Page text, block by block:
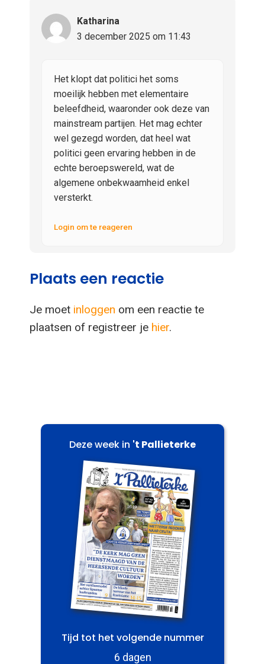
Katharina
3 december 2025 om 11:43
Het klopt dat politici het soms
moeilijk hebben met elementaire
beleefdheid, waaronder ook deze van
mainstream partijen. Het mag echter
wel gezegd worden, dat heel wat
politici geen ervaring hebben in de
echte beroepswereld, wat de
algemene onbekwaamheid enkel
versterkt.
Login om te reageren
Plaats een reactie
Je moet inloggen om een reactie te
plaatsen of registreer je hier.
Deze week in 't Pallieterke
Tijd tot het volgende nummer
6 dagen